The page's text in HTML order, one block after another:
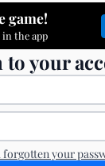
game!
the app
to your
forgotten your